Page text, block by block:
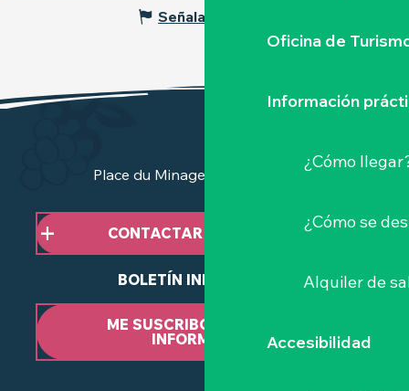
Oficina de
Información
¿Cómo
¿Cómo se
Alquiler de
Accesibilidad
Señalar un error
Place du Minage - 44190 Clisson
CONTACTAR CON NOSOTROS
BOLETÍN INFORMATIVO
ME SUSCRIBO AL BOLETÍN
INFORMATIVO